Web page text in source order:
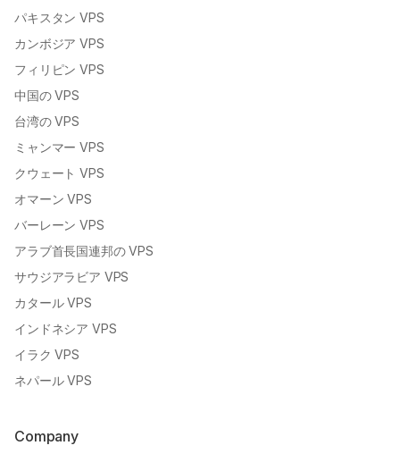
パキスタン VPS
カンボジア VPS
フィリピン VPS
中国の VPS
台湾の VPS
ミャンマー VPS
クウェート VPS
オマーン VPS
バーレーン VPS
アラブ首長国連邦の VPS
サウジアラビア VPS
カタール VPS
インドネシア VPS
イラク VPS
ネパール VPS
Company